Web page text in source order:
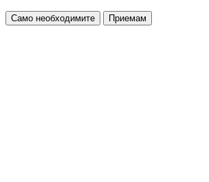
Само необходимите Приемам